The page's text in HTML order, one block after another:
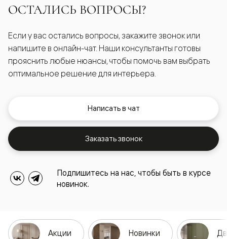
ОСТАЛИСЬ ВОПРОСЫ?
Если у вас остались вопросы, закажите звонок или
напишите в онлайн-чат. Наши консультанты готовы
прояснить любые нюансы, чтобы помочь вам выбрать
оптимальное решение для интерьера.
Написать в чат
Заказать звонок
Подпишитесь на нас, чтобы быть в курсе
новинок.
Акции Новинки